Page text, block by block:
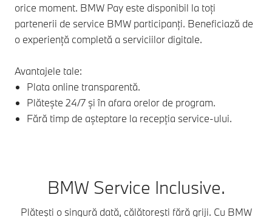
orice moment. BMW Pay este disponibil la toți
partenerii de service BMW participanți. Beneficiază de
o experiență completă a serviciilor digitale.
Avantajele tale:
Plata online transparentă.
Plătește 24/7 și în afara orelor de program.
Fără timp de așteptare la recepția service-ului.
BMW Service Inclusive.
Plăteşti o singură dată, călătoreşti fără griji. Cu BMW